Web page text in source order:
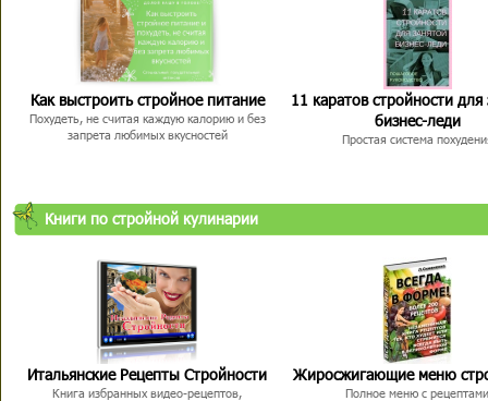
Как выстроить стройное питание
Похудеть, не считая каждую калорию и без
запрета любимых вкусностей
11 каратов стройности для
бизнес-леди
Простая система
Книги по стройной кулинарии
Итальянские Рецепты Стройности
Книга избранных видео-рецептов,
Жиросжигающие меню
Полное меню с рецептами